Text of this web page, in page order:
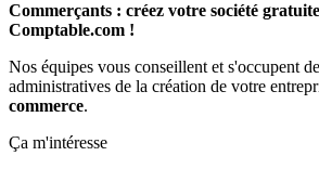
Commerçants : créez votre société
Comptable.com !
Nos équipes vous conseillent et s'occupent
administratives de la création de votre
commerce.
Ça m'intéresse